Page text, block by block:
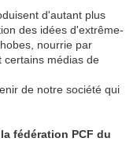
d'autant plus
des idées d'extrême-
nourrie par
certains médias de
de notre société qui
fédération PCF du